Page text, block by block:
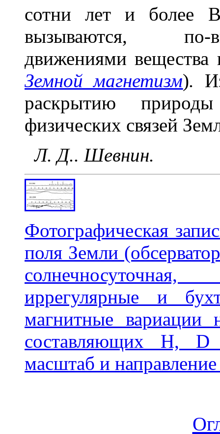
сотни лет и более
вызываются, по-
движениями
Земной магнетизм).
раскрытию
физических связей
Л. Д.. Шевнин.
Фотографическая
поля Земли
иррегулярные и
магнитные вариации
составляющих H,
масштаб и